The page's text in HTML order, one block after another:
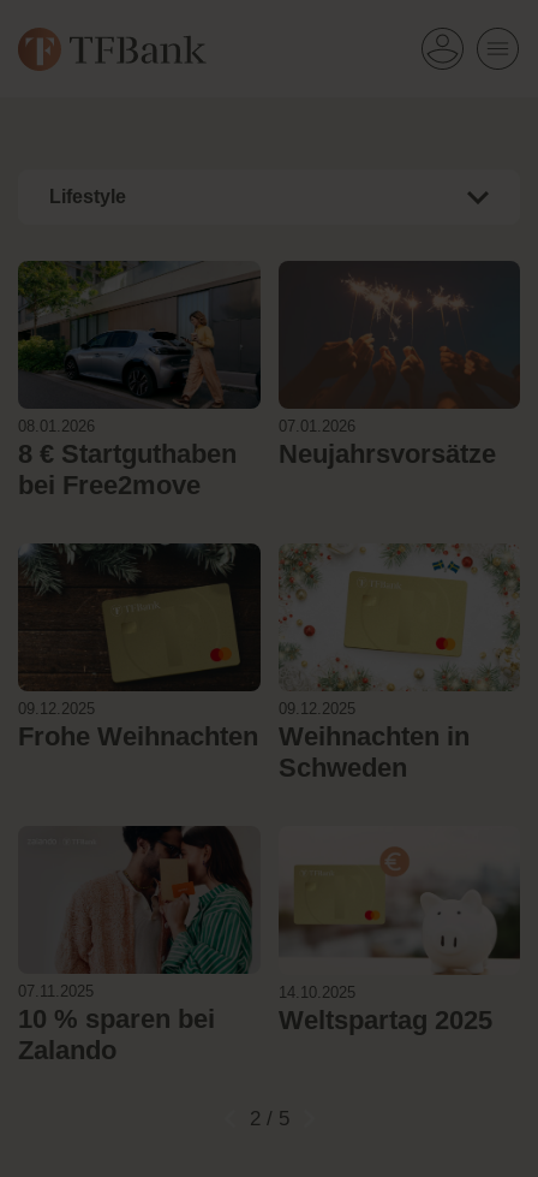
Lifestyle
08.01.2026
8 € Startguthaben
bei Free2move
07.01.2026
Neujahrsvorsätze
09.12.2025
Frohe Weihnachten
09.12.2025
Weihnachten in
Schweden
07.11.2025
10 % sparen bei
Zalando
14.10.2025
Weltspartag 2025
2 / 5